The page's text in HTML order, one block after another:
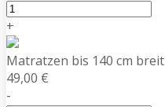
+
Matratzen bis 140 cm breit
49,00 €
-